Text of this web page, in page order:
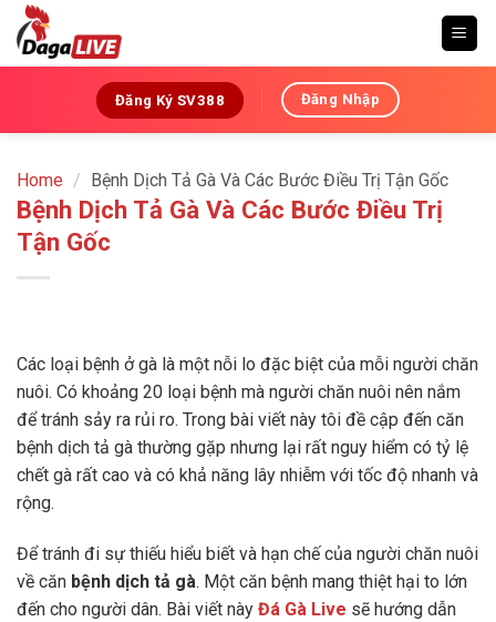
Skip
content
Đăng Ký SV388 Đăng Nhập
Home / Bệnh Dịch Tả Gà Và Các Bước Điều Trị Tận Gốc
Bệnh Dịch Tả Gà Và Các Bước Điều Trị
Tận Gốc
Các loại bệnh ở gà là một nỗi lo đặc biệt của mỗi người chăn
nuôi. Có khoảng 20 loại bệnh mà người chăn nuôi nên nắm
để tránh sảy ra rủi ro. Trong bài viết này tôi đề cập đến căn
bệnh dịch tả gà thường gặp nhưng lại rất nguy hiểm có tỷ lệ
chết gà rất cao và có khả năng lây nhiễm với tốc độ nhanh và
rộng.
Để tránh đi sự thiếu hiểu biết và hạn chế của người chăn nuôi
về căn bệnh dịch tả gà. Một căn bệnh mang thiệt hại to lớn
đến cho người dân. Bài viết này Đá Gà Live sẽ hướng dẫn